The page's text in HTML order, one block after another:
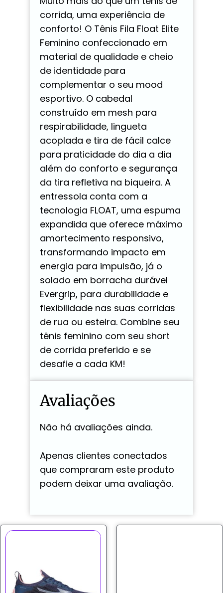
corrida, uma experiência de
conforto! O Tênis Fila Float Elite
Feminino confeccionado em
material de qualidade e cheio
de identidade para
complementar o seu mood
esportivo. O cabedal
construído em mesh para
respirabilidade, lingueta
acoplada e tira de fácil calce
para praticidade do dia a dia
além do conforto e segurança
da tira refletiva na biqueira. A
entressola conta com a
tecnologia FLOAT, uma espuma
expandida que oferece máximo
amortecimento responsivo,
transformando impacto em
energia para impulsão, já o
solado em borracha durável
Evergrip, para durabilidade e
flexibilidade nas suas corridas
de rua ou esteira. Combine seu
tênis feminino com seu short
de corrida preferido e se
desafie a cada KM!
Avaliações
Não há avaliações ainda.
Apenas clientes conectados
que compraram este produto
podem deixar uma avaliação.